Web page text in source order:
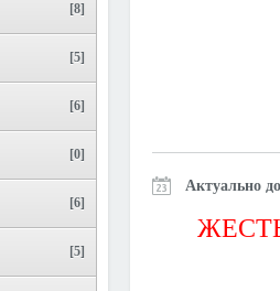
[8]
[5]
[6]
[0]
[6]
[5]
Актуально